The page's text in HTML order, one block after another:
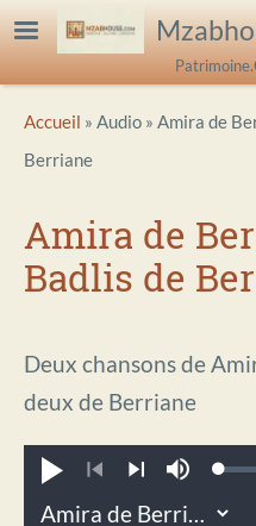
Aller au contenu principal
Breadcrumb
Accueil Audio
Amira de
Berriane
Amira de
Badlis de
Deux chansons de
deux de Berriane
Jouer
PrécédentSuivant
Sourdine